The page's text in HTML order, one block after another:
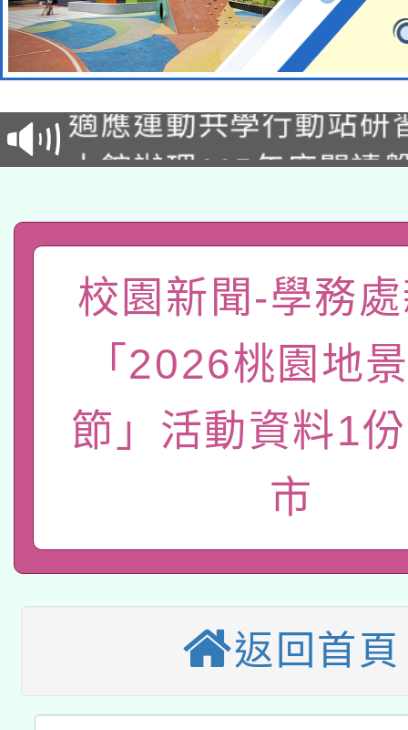
本校115學年度第2次
招甄選結果公告(無人
招)
適應運動共學行動站研
本館辦理115年度閱讀
礎課程
A3數位素養講師名單
「數位內容與教學軟
pilot」
有關大陸委員會函釋公
薪期間赴陸應申請許可
轉知經濟部水利署委託
業技術研究院辦理「
用水績優單位及節水達
動」
115年8月22日(星期六
桃園市孔廟祈福系列
2026年桃園地景藝術
本校115學年度第2次
招甄選結果公告(無人
適應運動共學行動站研
本館辦理115年度閱讀
暨閱讀推動專業研習
科技賦能─人工智慧
礎課程
A3數位素養講師名單
校園新聞-學務
「2026桃園地
節」活動資料1
市
返回首頁